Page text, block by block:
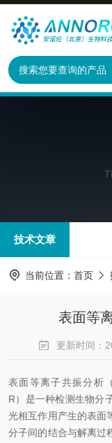
技术文章
当前位置： 首页
表面等
更新时间：
表面等离子共振分析（
R）是一种检测生物分
光相互作用产生的表面
分子间的结合与解离过